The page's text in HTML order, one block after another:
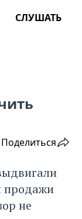
СЛУШАТЬ
Поделиться
продажи
не